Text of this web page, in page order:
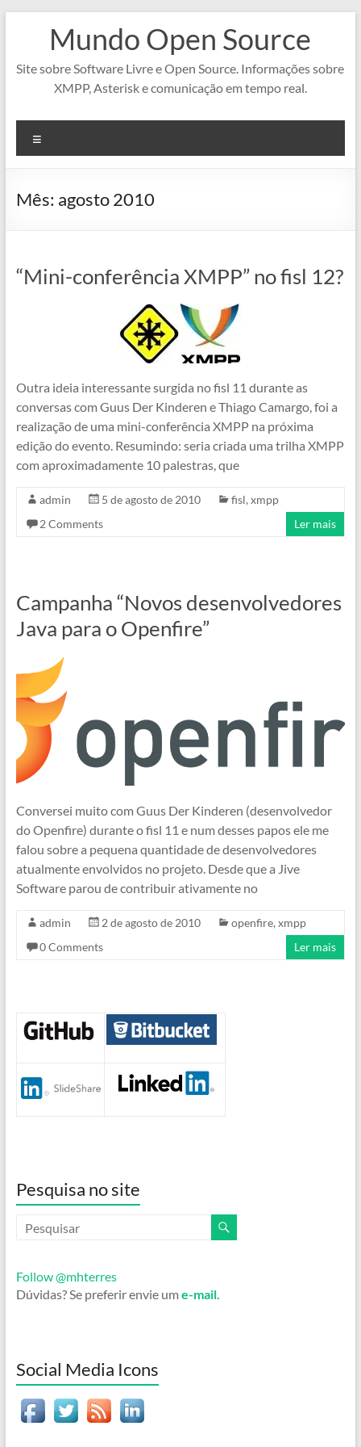
conteúdo
Mundo Open Source
Site sobre Software Livre e Open Source. Informações sobre
XMPP, Asterisk e comunicação em tempo real.
Mês: agosto 2010
“Mini-conferência XMPP” no fisl 12?
Outra ideia interessante surgida no fisl 11 durante as
conversas com Guus Der Kinderen e Thiago Camargo, foi a
realização de uma mini-conferência XMPP na próxima
edição do evento. Resumindo: seria criada uma trilha XMPP
com aproximadamente 10 palestras, que
admin 5 de agosto de 2010 fisl, xmpp
2 Comments
Ler mais
Campanha “Novos desenvolvedores
Java para o Openfire”
Conversei muito com Guus Der Kinderen (desenvolvedor
do Openfire) durante o fisl 11 e num desses papos ele me
falou sobre a pequena quantidade de desenvolvedores
atualmente envolvidos no projeto. Desde que a Jive
Software parou de contribuir ativamente no
admin 2 de agosto de 2010 openfire, xmpp
0 Comments
Ler mais
Pesquisa no site
Follow @mhterres
Dúvidas? Se preferir envie ume-mail.
Social Media Icons